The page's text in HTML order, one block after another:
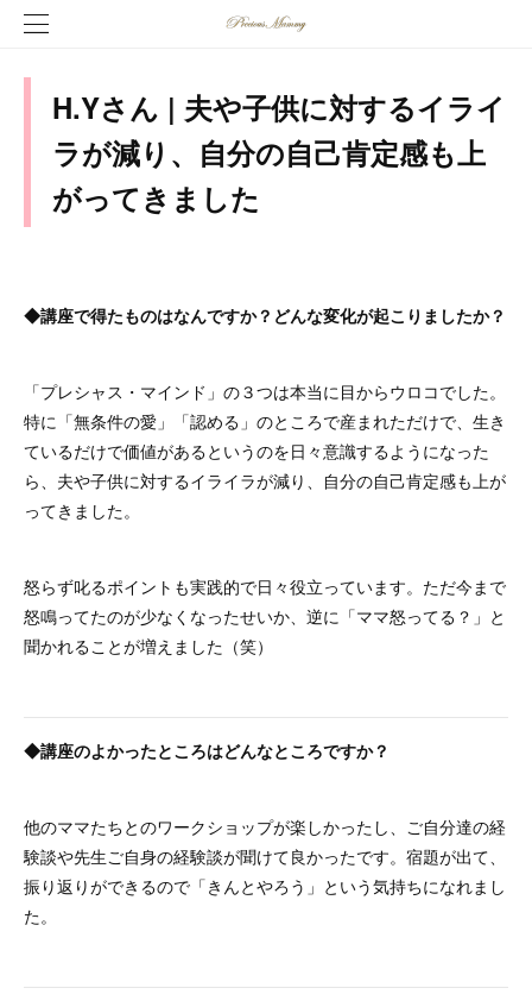
H.Yさん | 夫や子供に対するイライ
ラが減り、自分の自己肯定感も上
がってきました
◆講座で得たものはなんですか？どんな変化が起こりましたか？
「プレシャス・マインド」の３つは本当に目からウロコでした。
特に「無条件の愛」「認める」のところで産まれただけで、生き
ているだけで価値があるというのを日々意識するようになった
ら、夫や子供に対するイライラが減り、自分の自己肯定感も上が
ってきました。
怒らず叱るポイントも実践的で日々役立っています。ただ今まで
怒鳴ってたのが少なくなったせいか、逆に「ママ怒ってる？」と
聞かれることが増えました（笑）
◆講座のよかったところはどんなところですか？
他のママたちとのワークショップが楽しかったし、ご自分達の経
験談や先生ご自身の経験談が聞けて良かったです。宿題が出て、
振り返りができるので「きんとやろう」という気持ちになれまし
た。